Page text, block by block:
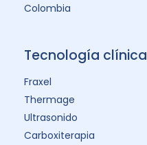
Colombia
Tecnología clínica
Fraxel
Thermage
Ultrasonido
Carboxiterapia